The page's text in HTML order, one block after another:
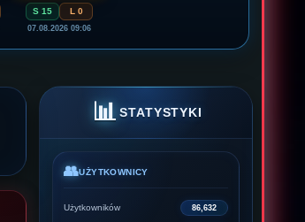
S 15 L 0
07.08.2026 09:06
📊 STATYSTYKI
👥UŻYTKOWNICY
Użytkowników 86,632